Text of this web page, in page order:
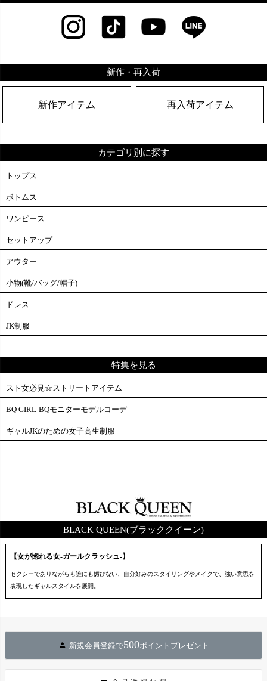
新作・再入荷
新作アイテム 再入荷アイテム
カテゴリ別に探す
トップス
ボトムス
ワンピース
セットアップ
アウター
小物(靴/バッグ/帽子)
ドレス
JK制服
特集を見る
スト女必見☆ストリートアイテム
BQ GIRL-BQモニターモデルコーデ-
ギャルJKのための女子高生制服
BLACK QUEEN(ブラッククイーン)
【女が惚れる女-ガールクラッシュ-】
セクシーでありながらも誰にも媚びない、自分好みのスタイリングやメイクで、強い意思を
表現したギャルスタイルを展開。
新規会員登録で500ポイントプレゼント